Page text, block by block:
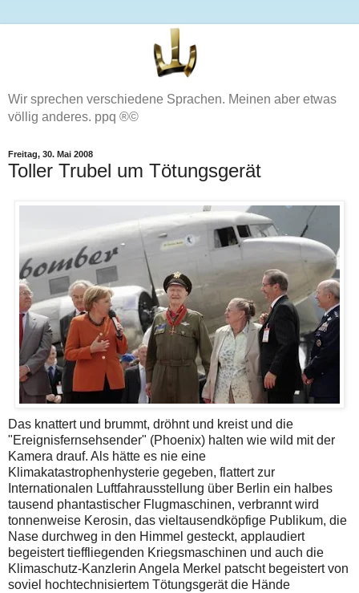
Wir sprechen verschiedene Sprachen. Meinen aber etwas
völlig anderes. ppq ®©
Freitag, 30. Mai 2008
Toller Trubel um Tötungsgerät
Das knattert und brummt, dröhnt und kreist und die
"Ereignisfernsehsender" (Phoenix) halten wie wild mit der
Kamera drauf. Als hätte es nie eine
Klimakatastrophenhysterie gegeben, flattert zur
Internationalen Luftfahrausstellung über Berlin ein halbes
tausend phantastischer Flugmaschinen, verbrannt wird
tonnenweise Kerosin, das vieltausendköpfige Publikum, die
Nase durchweg in den Himmel gesteckt, applaudiert
begeistert tieffliegenden Kriegsmaschinen und auch die
Klimaschutz-Kanzlerin Angela Merkel patscht begeistert von
soviel hochtechnisiertem Tötungsgerät die Hände